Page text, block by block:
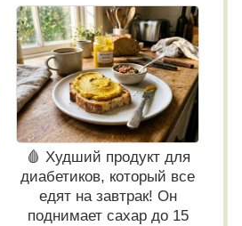
🩸 Худший продукт для
диабетиков, который все
едят на завтрак! Он
поднимает сахар до 15